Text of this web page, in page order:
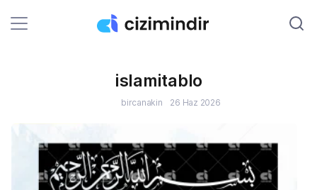
islamitablo
bircanakin 26 Haz 2026